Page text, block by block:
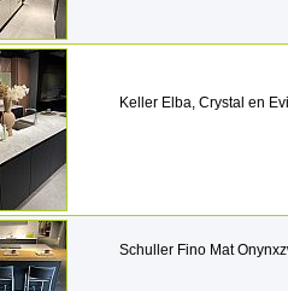
Keller Elba, Crystal en
Schuller Fino Mat